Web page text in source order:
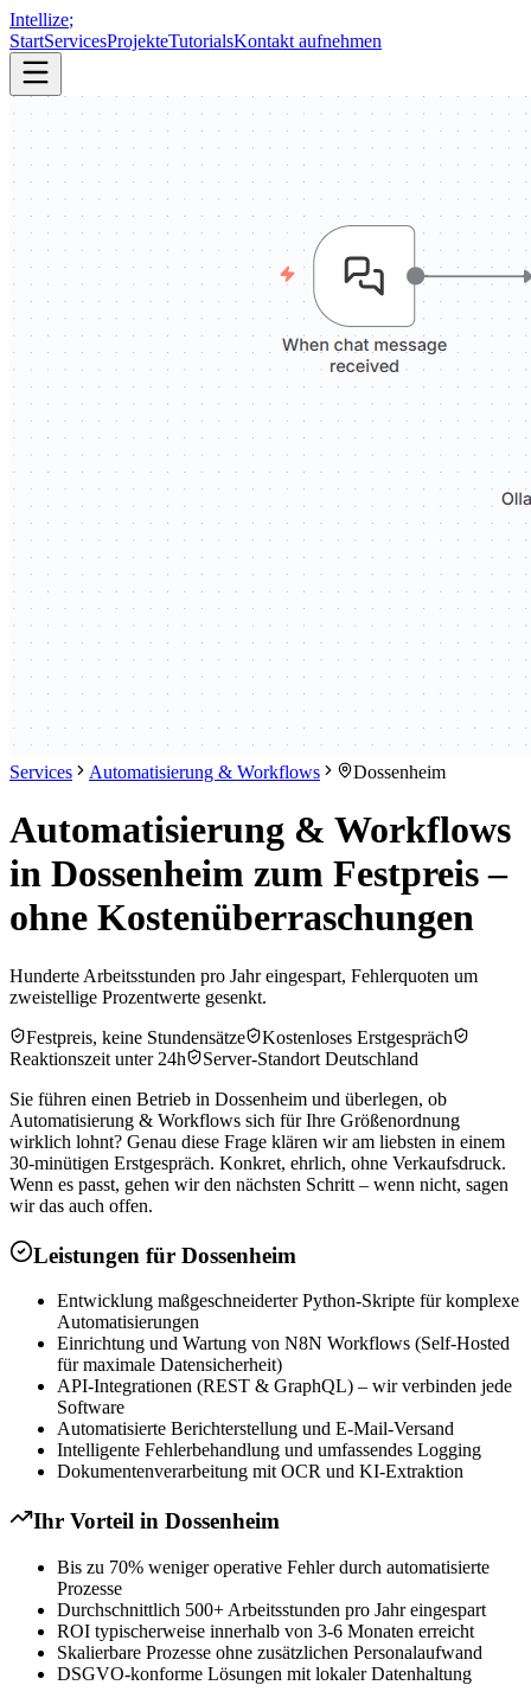
Intellize;
StartServicesProjekteTutorialsKontakt aufnehmen
Services Automatisierung & Workflows Dossenheim
Automatisierung & Workflows
in Dossenheim zum Festpreis –
ohne Kostenüberraschungen
Hunderte Arbeitsstunden pro Jahr eingespart, Fehlerquoten um
zweistellige Prozentwerte gesenkt.
Festpreis, keine Stundensätze
Kostenloses Erstgespräch
Reaktionszeit unter 24h
Server-Standort Deutschland
Sie führen einen Betrieb in Dossenheim und überlegen, ob
Automatisierung & Workflows sich für Ihre Größenordnung
wirklich lohnt? Genau diese Frage klären wir am liebsten in einem
30-minütigen Erstgespräch. Konkret, ehrlich, ohne Verkaufsdruck.
Wenn es passt, gehen wir den nächsten Schritt – wenn nicht, sagen
wir das auch offen.
Leistungen für Dossenheim
Entwicklung maßgeschneiderter Python-Skripte für komplexe
Automatisierungen
Einrichtung und Wartung von N8N Workflows (Self-Hosted
für maximale Datensicherheit)
API-Integrationen (REST & GraphQL) – wir verbinden jede
Software
Automatisierte Berichterstellung und E-Mail-Versand
Intelligente Fehlerbehandlung und umfassendes Logging
Dokumentenverarbeitung mit OCR und KI-Extraktion
Ihr Vorteil in Dossenheim
Bis zu 70% weniger operative Fehler durch automatisierte
Prozesse
Durchschnittlich 500+ Arbeitsstunden pro Jahr eingespart
ROI typischerweise innerhalb von 3-6 Monaten erreicht
Skalierbare Prozesse ohne zusätzlichen Personalaufwand
DSGVO-konforme Lösungen mit lokaler Datenhaltung